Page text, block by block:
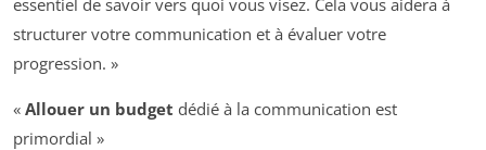
structurer votre communication et à évaluer votre
progression. »
« Allouer un budget dédié à la communication est
primordial »